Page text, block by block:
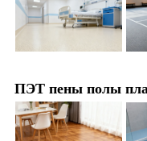
ПЭТ пены полы